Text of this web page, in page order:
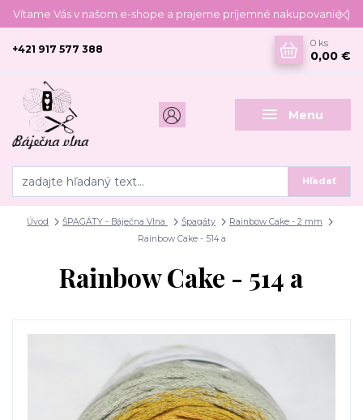
Vítame Vás v našom e-shope a prajeme príjemné nakupovanie :)
Menu
Hľadať
+421 917 577 388
0 ks
0,00 €
Úvod ŠPAGÁTY - Báječna Vlna Špagáty
Rainbow Cake - 2 mm
Rainbow Cake - 514 a
Rainbow Cake - 514 a